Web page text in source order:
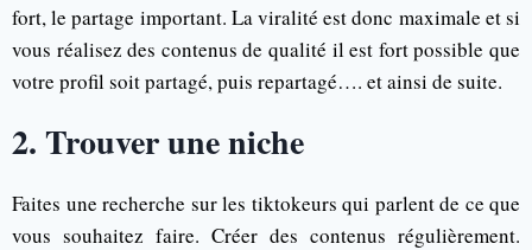
fort, le partage important. La viralité est donc maximale et si
vous réalisez des contenus de qualité il est fort possible que
votre profil soit partagé, puis repartagé…. et ainsi de suite.
2. Trouver une niche
Faites une recherche sur les tiktokeurs qui parlent de ce que
vous souhaitez faire. Créer des contenus régulièrement.